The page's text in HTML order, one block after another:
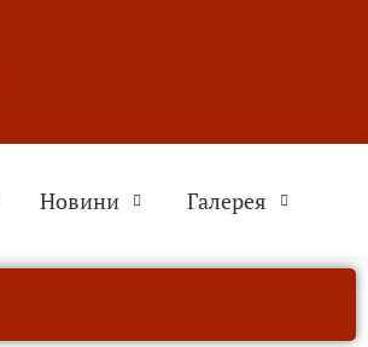
Новини Галерея